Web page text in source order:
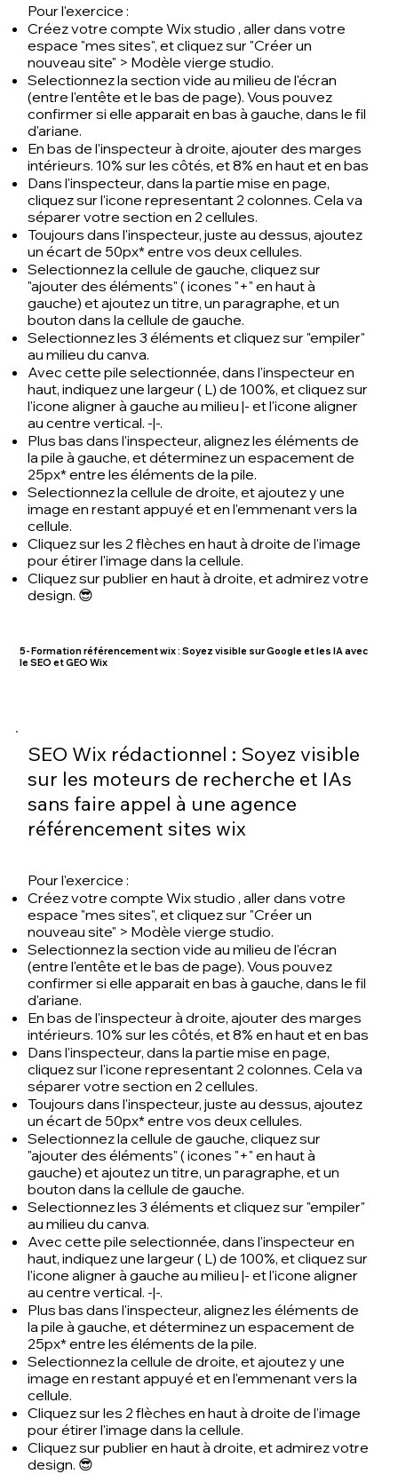
Pour l'exercice :
Créez votrecompte Wix studio , aller dans votre
espace "mes sites", et cliquez sur "Créer un
nouveau site" > Modèle vierge studio.
Selectionnez la section vide au milieu de l'écran
(entre l'entête et lebas de page). Vous pouvez
confirmer si elle apparait en bas à gauche, dans le fil
d'ariane.
En bas de l'inspecteur à droite, ajouter des marges
intérieurs. 10% sur les côtés, et 8% en haut et en bas
Dans l'inspecteur, dans la partie mise en page,
cliquez sur l'icone representant 2 colonnes. Cela va
séparer votre section en 2 cellules.
Toujours dans l'inspecteur, juste au dessus, ajoutez
un écart de 50px* entre vos deux cellules.
Selectionnez la cellule de gauche, cliquez sur
"ajouter des éléments" ( icones "+" en haut à
gauche) et ajoutez un titre, un paragraphe, et un
bouton dans la cellule de gauche.
Selectionnez les 3 éléments et cliquez sur "empiler"
au milieu du canva.
Avec cette pile selectionnée, dans l'inspecteur en
haut, indiquez une largeur ( L) de 100%, et cliquez sur
l'icone aligner à gauche au milieu |- et l'icone aligner
au centre vertical. -|-.
Plus bas dans l'inspecteur, alignez les éléments de
la pile à gauche, et déterminez un espacement de
25px* entre les éléments de la pile.
Selectionnez la cellule de droite, et ajoutez y une
image en restant appuyé et en l'emmenant vers la
cellule.
Cliquez sur les 2 flèches en haut à droite de l'image
pour étirer l'image dans la cellule.
Cliquez sur publier en haut à droite, et admirez votre
design. 😎
5- Formation référencement wix : Soyez visible sur Google et les IA avec
le SEO et GEO Wix
SEO Wix rédactionnel : Soyez visible
sur les moteurs de recherche et IAs
sans faire appel à une agence
référencement sites wix
Pour l'exercice :
Créez votrecompte Wix studio , aller dans votre
espace "mes sites", et cliquez sur "Créer un
nouveau site" > Modèle vierge studio.
Selectionnez la section vide au milieu de l'écran
(entre l'entête et lebas de page). Vous pouvez
confirmer si elle apparait en bas à gauche, dans le fil
d'ariane.
En bas de l'inspecteur à droite, ajouter des marges
intérieurs. 10% sur les côtés, et 8% en haut et en bas
Dans l'inspecteur, dans la partie mise en page,
cliquez sur l'icone representant 2 colonnes. Cela va
séparer votre section en 2 cellules.
Toujours dans l'inspecteur, juste au dessus, ajoutez
un écart de 50px* entre vos deux cellules.
Selectionnez la cellule de gauche, cliquez sur
"ajouter des éléments" ( icones "+" en haut à
gauche) et ajoutez un titre, un paragraphe, et un
bouton dans la cellule de gauche.
Selectionnez les 3 éléments et cliquez sur "empiler"
au milieu du canva.
Avec cette pile selectionnée, dans l'inspecteur en
haut, indiquez une largeur ( L) de 100%, et cliquez sur
l'icone aligner à gauche au milieu |- et l'icone aligner
au centre vertical. -|-.
Plus bas dans l'inspecteur, alignez les éléments de
la pile à gauche, et déterminez un espacement de
25px* entre les éléments de la pile.
Selectionnez la cellule de droite, et ajoutez y une
image en restant appuyé et en l'emmenant vers la
cellule.
Cliquez sur les 2 flèches en haut à droite de l'image
pour étirer l'image dans la cellule.
Cliquez sur publier en haut à droite, et admirez votre
design. 😎